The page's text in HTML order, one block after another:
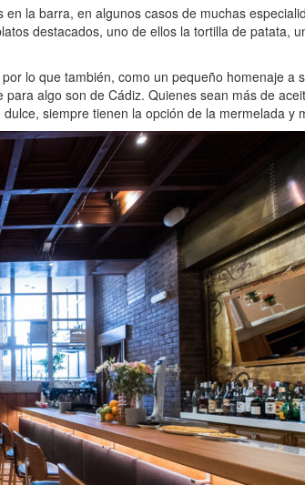
la barra, en algunos casos de muchas
destacados, uno de ellos la tortilla de
lo que también, como un pequeño homenaje
algo son de Cádiz. Quienes sean más de
siempre tienen la opción de la mermelada y